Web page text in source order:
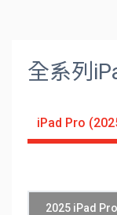
全系列
iPad Pro
2025 iPad Pro